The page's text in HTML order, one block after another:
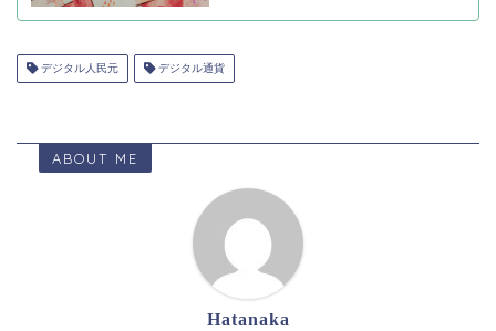
デジタル人民元 デジタル通貨
ABOUT ME
Hatanaka